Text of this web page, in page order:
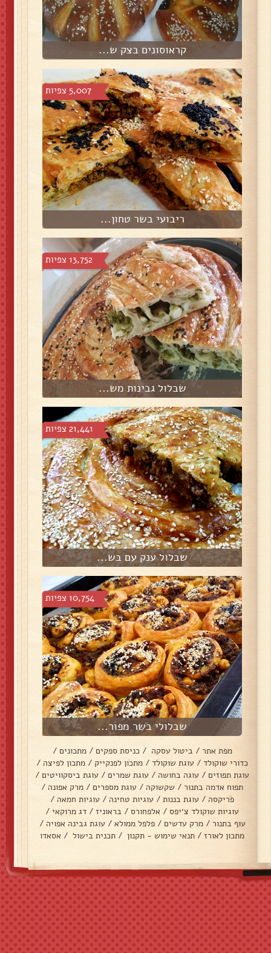
קראוסונים בצק ש...
5,007 צפיות
ריבועי בשר טחון...
13,752 צפיות
שבלול גבינות מש...
21,441 צפיות
שבלול ענק עם בש...
10,754 צפיות
שבלולי בשר מפור...
מפת אתר / ביטול עסקה / כניסת ספקים / מתכונים /
כדורי שוקולד / עוגת שוקולד / מתכון לפנקייק / מתכון לפיצה /
עוגת תפוזים / עוגה בחושה / עוגת שמרים / עוגת ביסקוויטים /
תפוח אדמה בתנור / שקשוקה / עוגת מספרים / מרק אפונה /
פריקסה / עוגת בננות / עוגיות טחינה / עוגיות חמאה /
עוגיות שוקולד צ׳יפס / אלפחורס / בראוניז / דג מרוקאי /
עוף בתנור / מרק עדשים / פלפל ממולא / עוגת גבינה אפויה /
מתכון לאורז / תנאי שימוש - תקנון / תכנית בישול / אסאדו